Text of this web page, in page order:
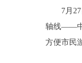
7月27日
轴线——中
方便市民